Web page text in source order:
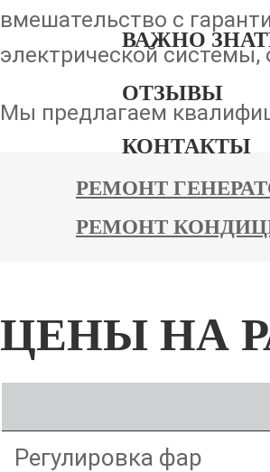
н
в
с
ВАЖНО
ОТЗЫВЫ
КОНТАКТЫ
вмешательство с
электрической системы,
Мы предлагаем
РЕМОНТ
РЕМОНТ
ЦЕНЫ НА
Регулировка фар